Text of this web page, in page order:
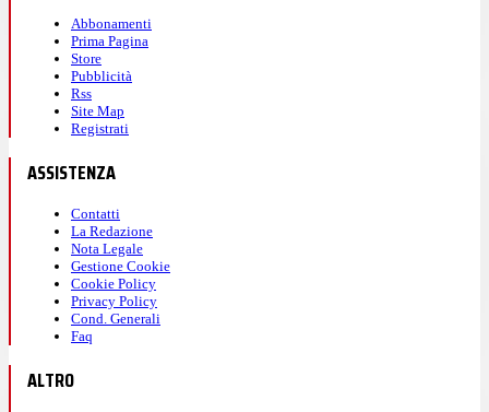
Abbonamenti
Prima Pagina
Store
Pubblicità
Rss
Site Map
Registrati
ASSISTENZA
Contatti
La Redazione
Nota Legale
Gestione Cookie
Cookie Policy
Privacy Policy
Cond. Generali
Faq
ALTRO